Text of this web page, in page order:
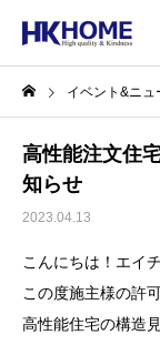
イベント&ニュ
高性能注文住
知らせ
2023.04.13
こんにちは！エイ
この度施主様の許
高性能住宅の構造